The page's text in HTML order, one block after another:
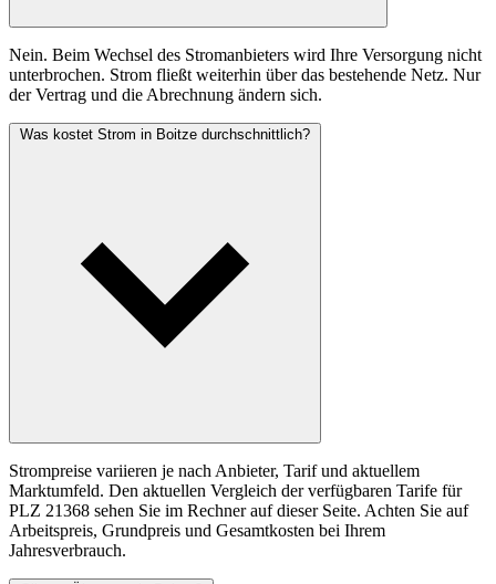
Nein. Beim Wechsel des Stromanbieters wird Ihre Versorgung nicht
unterbrochen. Strom fließt weiterhin über das bestehende Netz. Nur
der Vertrag und die Abrechnung ändern sich.
Was kostet Strom in Boitze durchschnittlich?
Strompreise variieren je nach Anbieter, Tarif und aktuellem
Marktumfeld. Den aktuellen Vergleich der verfügbaren Tarife für
PLZ 21368 sehen Sie im Rechner auf dieser Seite. Achten Sie auf
Arbeitspreis, Grundpreis und Gesamtkosten bei Ihrem
Jahresverbrauch.